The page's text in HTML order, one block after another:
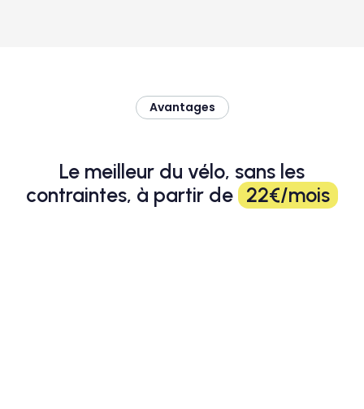
Avantages
Le meilleur du vélo, sans les
contraintes, à partir de 22€/mois